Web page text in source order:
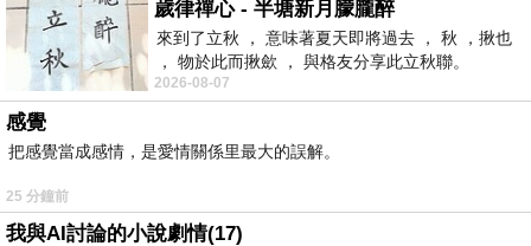
歲律禪心 - 半塘新月朦朧醉
來到了立秋 ， 意味著夏天即將過去 ， 秋 ，揪也
， 物於此而揪歛 ， 與格友分享此立秋聯。
2026-08-07
感覺
把感覺當成感情，是愛情關係里最大的誤解。
25 分鐘前
我與AI討論的小說劇情(17)